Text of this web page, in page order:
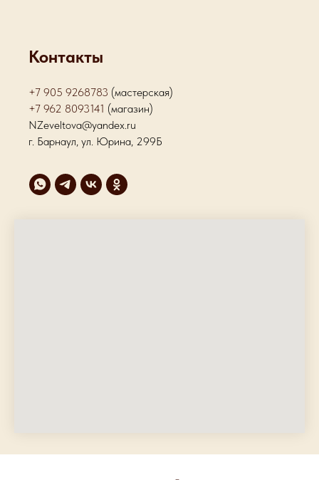
Контакты
+7 905 9268783 (мастерская)
+7 962 8093141 (магазин)
NZeveltova@yandex.ru
г. Барнаул, ул. Юрина, 299Б